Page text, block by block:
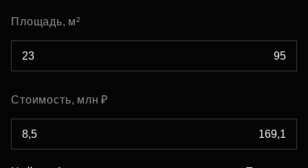
Площадь, м²
Стоимость, млн ₽